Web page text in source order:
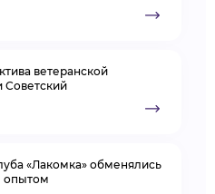
ветеранской
Советский
«Лакомка» обменялись
опытом